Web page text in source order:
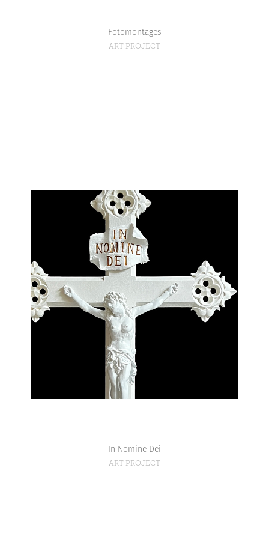
Fotomontages
ART PROJECT
In Nomine Dei
ART PROJECT